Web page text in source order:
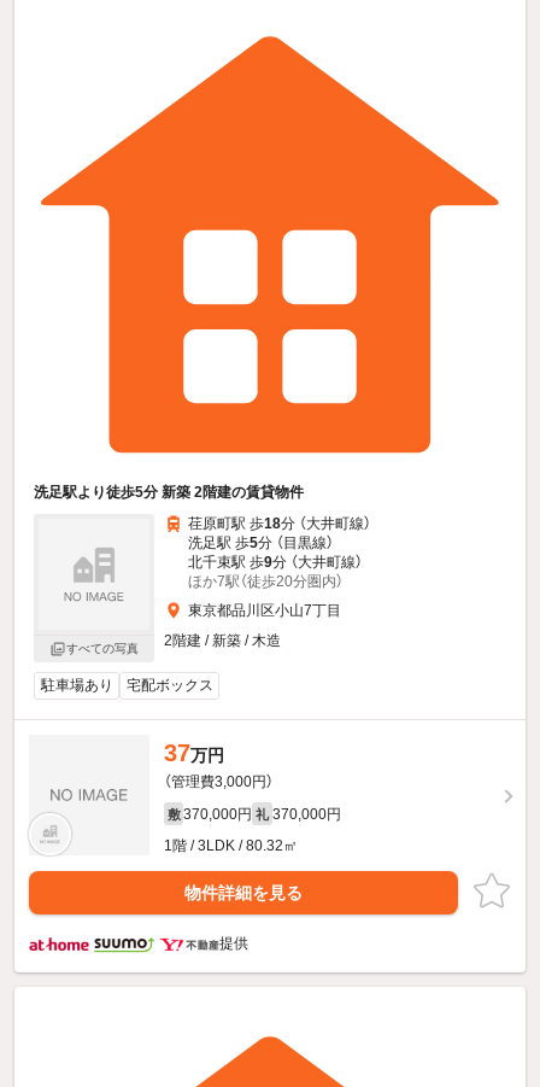
洗足駅より徒歩5分 新築 2階建の賃貸物件
すべての写真
荏原町駅 歩18分 （大井町線）
洗足駅 歩5分 （目黒線）
北千束駅 歩9分 （大井町線）
ほか7駅（徒歩20分圏内）
東京都品川区小山7丁目
2階建 / 新築 / 木造
駐車場あり 宅配ボックス
37万円
（管理費3,000円）
敷 370,000円 礼 370,000円
1階 / 3LDK / 80.32㎡
物件詳細を見る
提供